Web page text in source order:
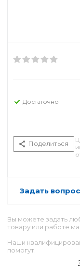
Достаточно
Поделиться
Задать вопрос
Вы можете задать
товару или работе
Наши
помогут.